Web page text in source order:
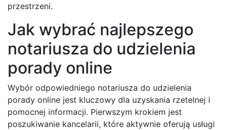
przestrzeni.
Jak wybrać najlepszego
notariusza do udzielenia
porady online
Wybór odpowiedniego notariusza do udzielenia
porady online jest kluczowy dla uzyskania rzetelnej i
pomocnej informacji. Pierwszym krokiem jest
poszukiwanie kancelarii, które aktywnie oferują usługi